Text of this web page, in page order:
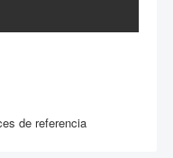
de referencia